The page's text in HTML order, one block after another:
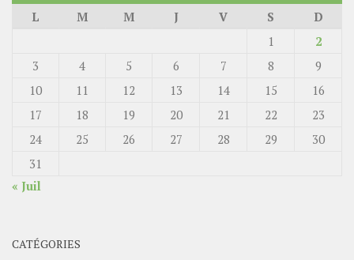
L
M M J V S
D
1
2
3
4 5 6 7 8
9
10
11 12 13 14 15
16
17
18 19 20 21 22
23
24
25 26 27 28 29
30
31
« Juil
CATÉGORIES